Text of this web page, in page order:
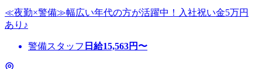
≪夜勤×警備≫幅広い年代の方が活躍中！入社祝い金5万円
あり♪
警備スタッフ 日給15,563円〜